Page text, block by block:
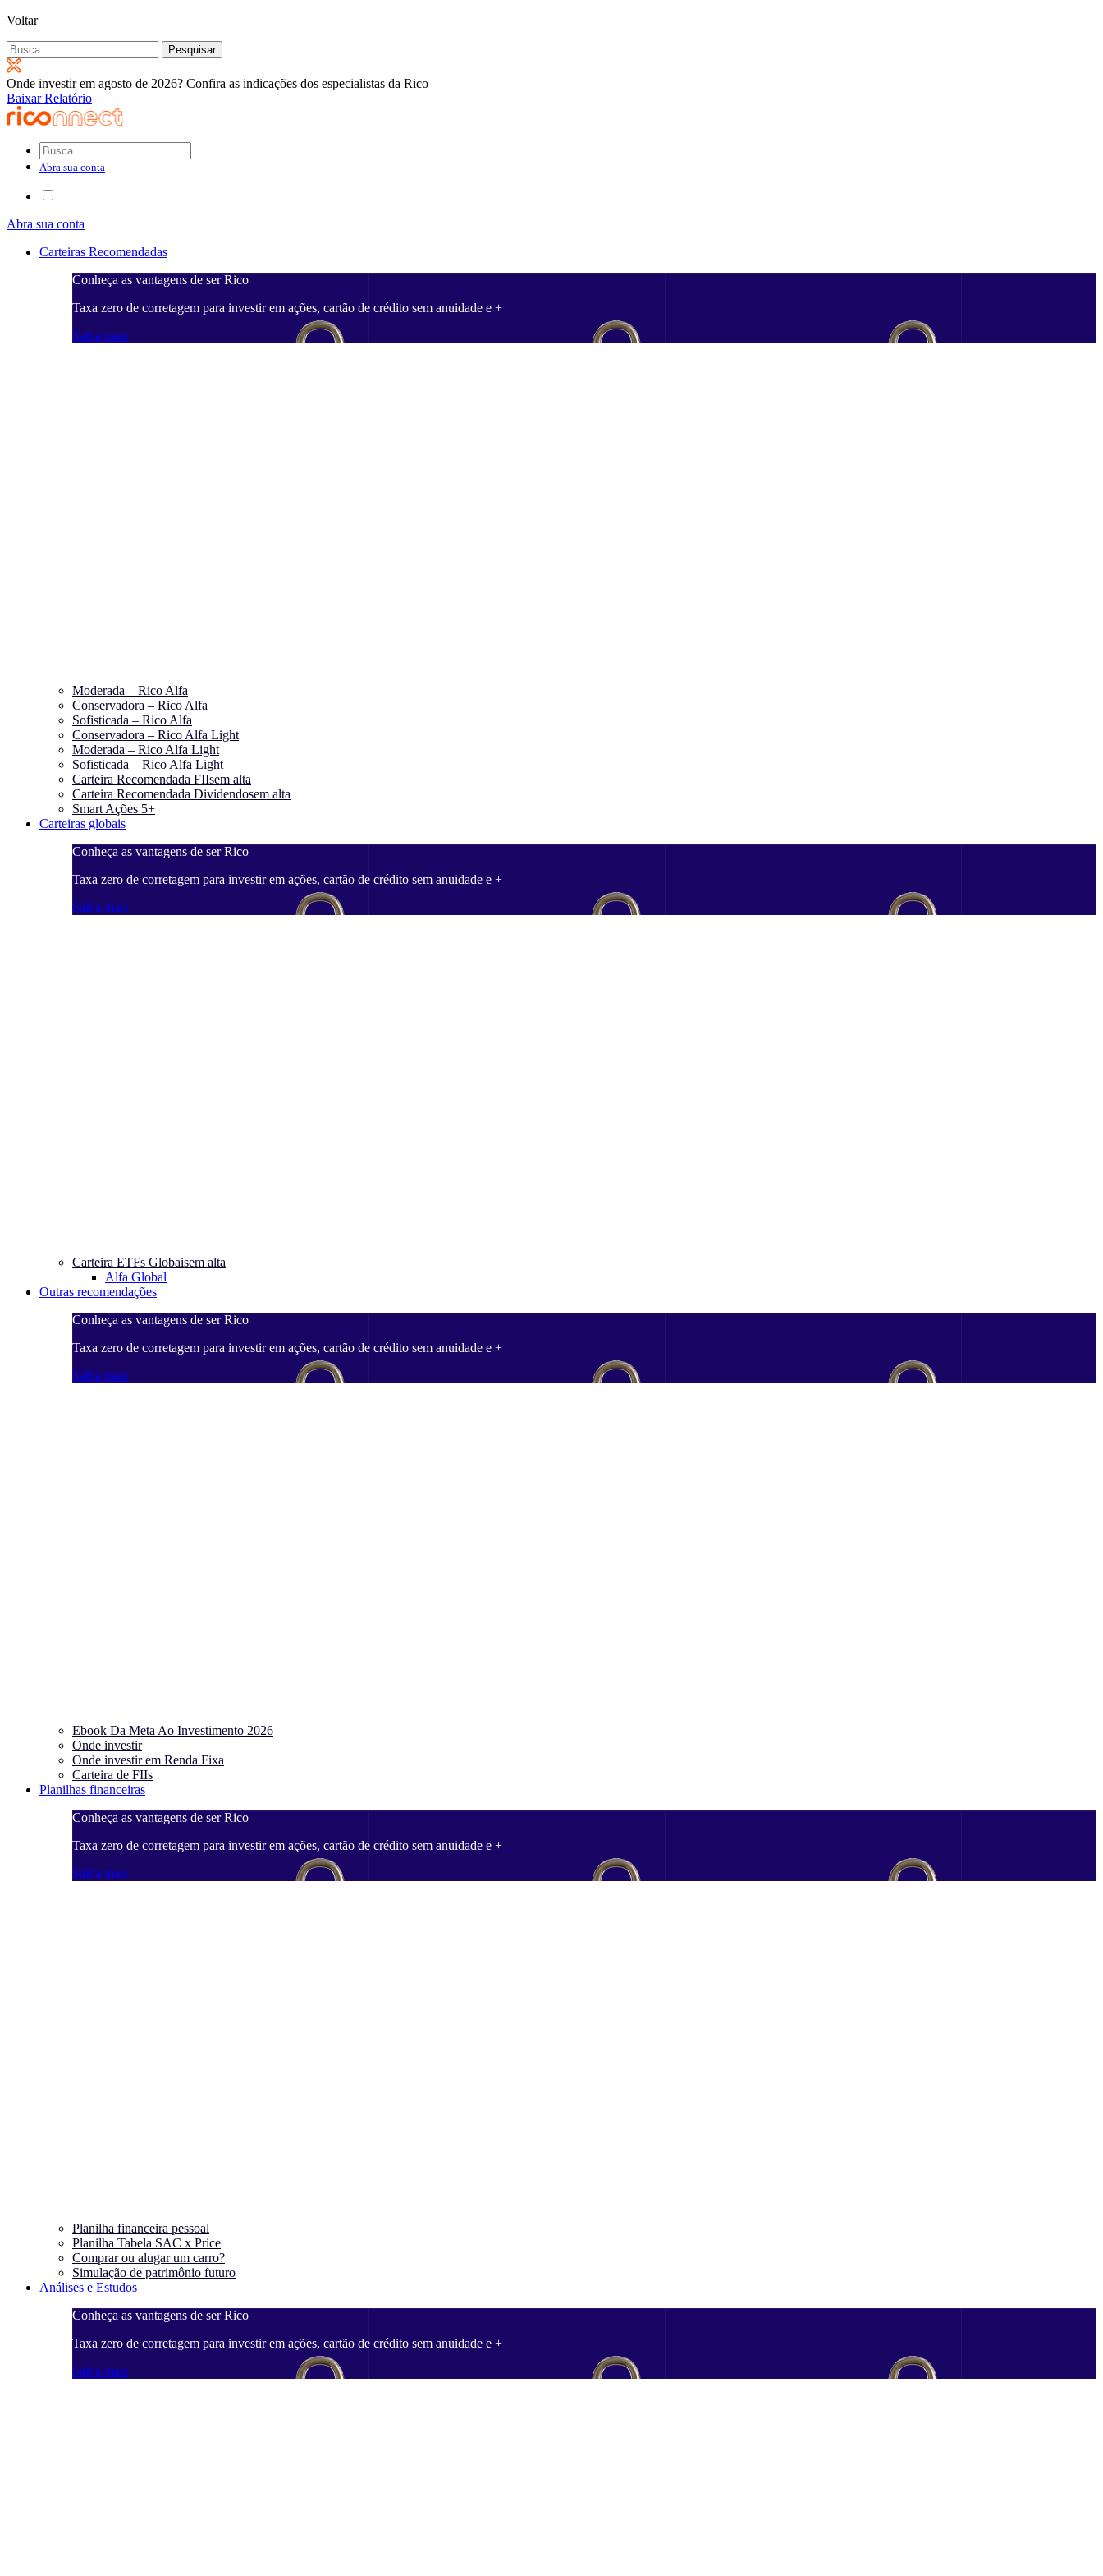
Voltar
Pesquisar
por:
Onde investir em agosto de 2026? Confira as indicações dos especialistas da Rico
Baixar Relatório
Abra sua conta
Abra sua conta
Carteiras Recomendadas
Conheça as vantagens de ser Rico
Taxa zero de corretagem para investir em ações, cartão de crédito sem anuidade e +
Saiba mais
Moderada – Rico Alfa
Conservadora – Rico Alfa
Sofisticada – Rico Alfa
Conservadora – Rico Alfa Light
Moderada – Rico Alfa Light
Sofisticada – Rico Alfa Light
Carteira Recomendada FIIsem alta
Carteira Recomendada Dividendosem alta
Smart Ações 5+
Carteiras globais
Conheça as vantagens de ser Rico
Taxa zero de corretagem para investir em ações, cartão de crédito sem anuidade e +
Saiba mais
Carteira ETFs Globaisem alta
Alfa Global
Outras recomendações
Conheça as vantagens de ser Rico
Taxa zero de corretagem para investir em ações, cartão de crédito sem anuidade e +
Saiba mais
Ebook Da Meta Ao Investimento 2026
Onde investir
Onde investir em Renda Fixa
Carteira de FIIs
Planilhas financeiras
Conheça as vantagens de ser Rico
Taxa zero de corretagem para investir em ações, cartão de crédito sem anuidade e +
Saiba mais
Planilha financeira pessoal
Planilha Tabela SAC x Price
Comprar ou alugar um carro?
Simulação de patrimônio futuro
Análises e Estudos
Conheça as vantagens de ser Rico
Taxa zero de corretagem para investir em ações, cartão de crédito sem anuidade e +
Saiba mais